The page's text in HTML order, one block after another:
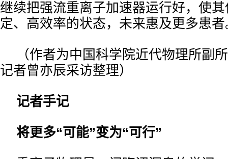
继续把强流重离子加速器运行好，使
定、高效率的状态，未来惠及更多患者
（作者为中国科学院近代物理所副
记者曾亦辰采访整理）
记者手记
将更多“可能”变为“可行”